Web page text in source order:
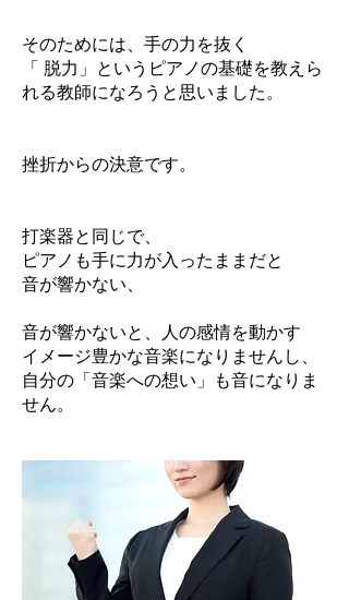
そのためには、手の力を抜く
「 脱力」というピアノの基礎を教えら
れる教師になろうと思いました。
挫折からの決意です。
打楽器と同じで、
ピアノも手に力が入ったままだと
音が響かない、
音が響かないと、人の感情を動かす
イメージ豊かな音楽になりませんし、
自分の「音楽への想い」も音になりま
せん。